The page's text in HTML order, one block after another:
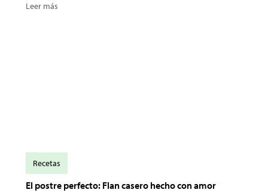
Leer más
El postre perfecto: Flan casero hecho con amor
Recetas